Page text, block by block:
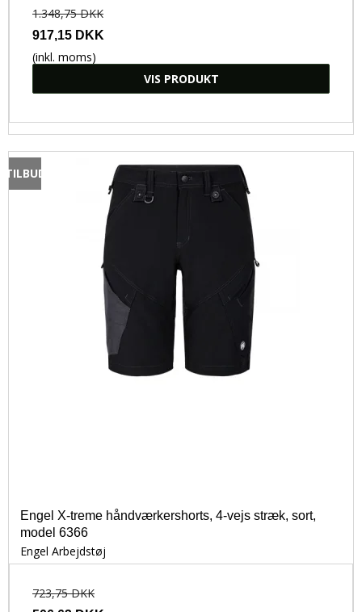
1.348,75 DKK
917,15 DKK
(inkl. moms)
VIS PRODUKT
TILBUD
Engel X-treme håndværkershorts, 4-vejs stræk, sort,
model 6366
Engel Arbejdstøj
723,75 DKK